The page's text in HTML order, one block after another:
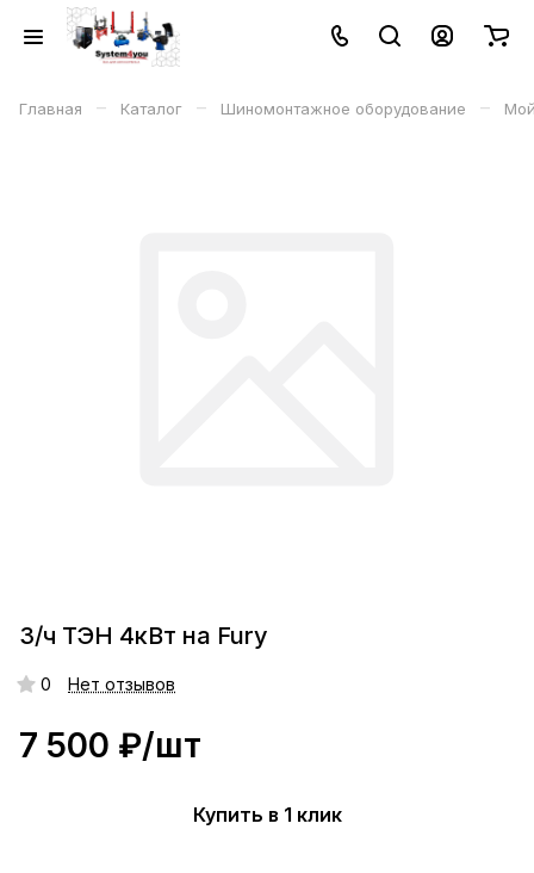
Главная – Каталог – Шиномонтажное оборудование –
З/ч ТЭН 4кВт на Fury
0 Нет отзывов
7 500 ₽/шт
Купить в 1 клик